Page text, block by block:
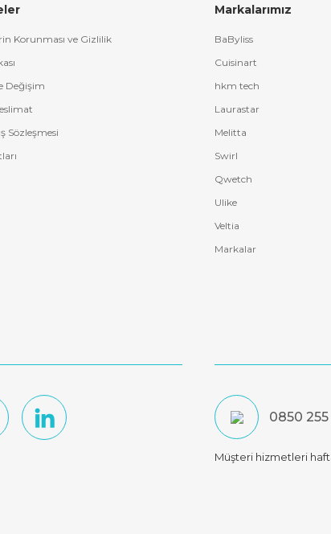
Korunması ve Gizlilik
Değişim
Sözleşmesi
Markalarımız
BaByliss
Cuisinart
hkm tech
Laurastar
Melitta
Swirl
Qwetch
Ulike
Veltia
Markalar
0850 255
Müşteri hizmetleri